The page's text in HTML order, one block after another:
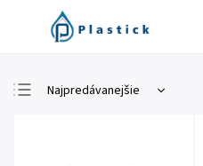
Najpredávanejšie